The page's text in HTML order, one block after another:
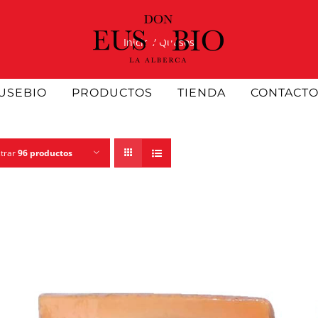
PRODUCTOS TIENDA CONTACTO
Inicio Quesos
96 productos